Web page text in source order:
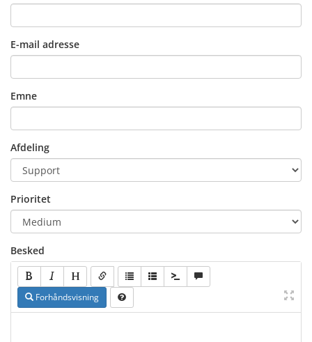
E-mail adresse
Emne
Afdeling
Prioritet
Besked
Forhåndsvisning